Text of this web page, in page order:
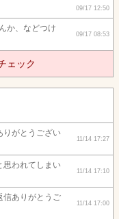
09/17 12:50
か、などつけ
09/17 08:53
ェック
りがとうござい
11/14 17:27
思われてしまい
11/14 17:10
信ありがとうご
11/14 17:00